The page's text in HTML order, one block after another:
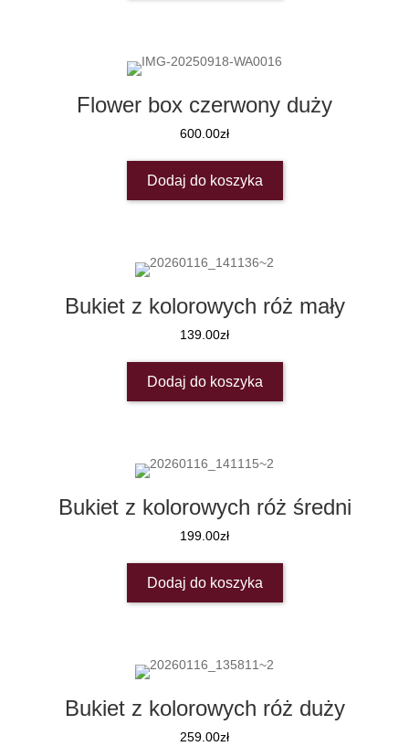
Flower box czerwony duży
600.00zł
Dodaj do koszyka
Bukiet z kolorowych róż mały
139.00zł
Dodaj do koszyka
Bukiet z kolorowych róż średni
199.00zł
Dodaj do koszyka
Bukiet z kolorowych róż duży
259.00zł